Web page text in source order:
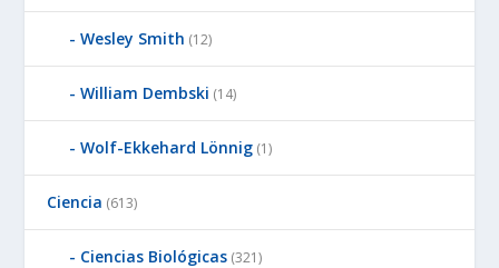
Wesley Smith (12)
William Dembski (14)
Wolf-Ekkehard Lönnig (1)
Ciencia (613)
Ciencias Biológicas (321)